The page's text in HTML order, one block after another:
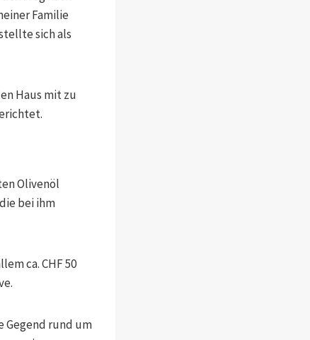
Familie
sich als
Haus mit zu
Olivenöl
bei ihm
ca. CHF 50
Gegend rund um